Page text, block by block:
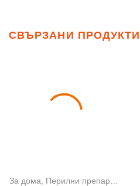
СВЪРЗАНИ ПРОДУКТИ
За дома Перилни препарати